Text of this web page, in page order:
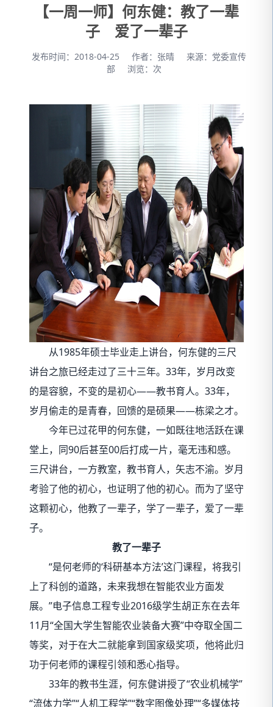
【一周一师】何东健：教了一辈
子 爱了一辈子
发布时间：2018-04-25 作者：张晴
来源：党委宣传
部
浏览： 次
从1985年硕士毕业走上讲台，何东健的三尺
讲台之旅已经走过了三十三年。33年，岁月改变
的是容貌，不变的是初心——教书育人。33年，
岁月偷走的是青春，回馈的是硕果——栋梁之才。
今年已过花甲的何东健，一如既往地活跃在课
堂上，同90后甚至00后打成一片，毫无违和感。
三尺讲台，一方教室，教书育人，矢志不渝。岁月
考验了他的初心，也证明了他的初心。而为了坚守
这颗初心，他教了一辈子，学了一辈子，爱了一辈
子。
教了一辈子
“是何老师的‘科研基本方法’这门课程，将我引
上了科创的道路，未来我想在智能农业方面发
展。”电子信息工程专业2016级学生胡正东在去年
11月“全国大学生智能农业装备大赛”中夺取全国二
等奖，对于在大二就能拿到国家级奖项，他将此归
功于何老师的课程引领和悉心指导。
33年的教书生涯，何东健讲授了“农业机械学”
“流体力学”“人机工程学”“数字图像处理”“多媒体技